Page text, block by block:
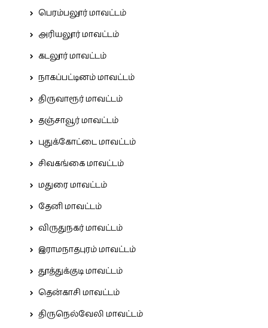
பெரம்பலூர் மாவட்டம்
அரியலூர் மாவட்டம்
கடலூர் மாவட்டம்
நாகப்பட்டினம் மாவட்டம்
திருவாரூர் மாவட்டம்
தஞ்சாவூர் மாவட்டம்
புதுக்கோட்டை மாவட்டம்
சிவகங்கை மாவட்டம்
மதுரை மாவட்டம்
தேனி மாவட்டம்
விருதுநகர் மாவட்டம்
இராமநாதபுரம் மாவட்டம்
தூத்துக்குடி மாவட்டம்
தென்காசி மாவட்டம்
திருநெல்வேலி மாவட்டம்